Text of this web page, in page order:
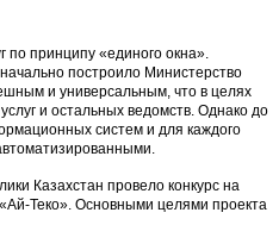
по принципу «единого окна».
построило Министерство
и универсальным, что в целях
и остальных ведомств. Однако до
систем и для каждого
Казахстан провело конкурс на
Теко». Основными целями проекта